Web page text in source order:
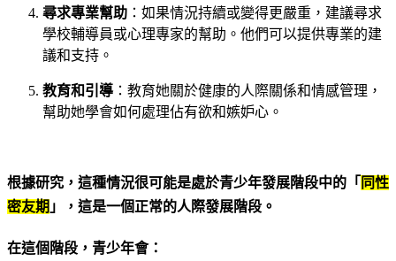
尋求專業幫助 ：如果情況持續或變得更嚴重，建議尋求
學校輔導員或心理專家的幫助。他們可以提供專業的建
議和支持。
教育和引導：教育她關於健康的人際關係和情感管理，
幫助她學會如何處理佔有欲和嫉妒心。
根據研究，這種情況很可能是處於青少年發展階段中的「 同性
密友期 」，這是一個正常的人際發展階段。
在這個階段，青少年會：